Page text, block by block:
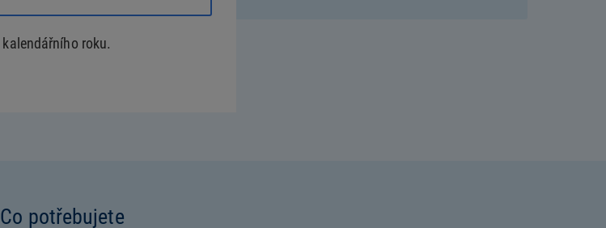
roku.
Co potřebujete